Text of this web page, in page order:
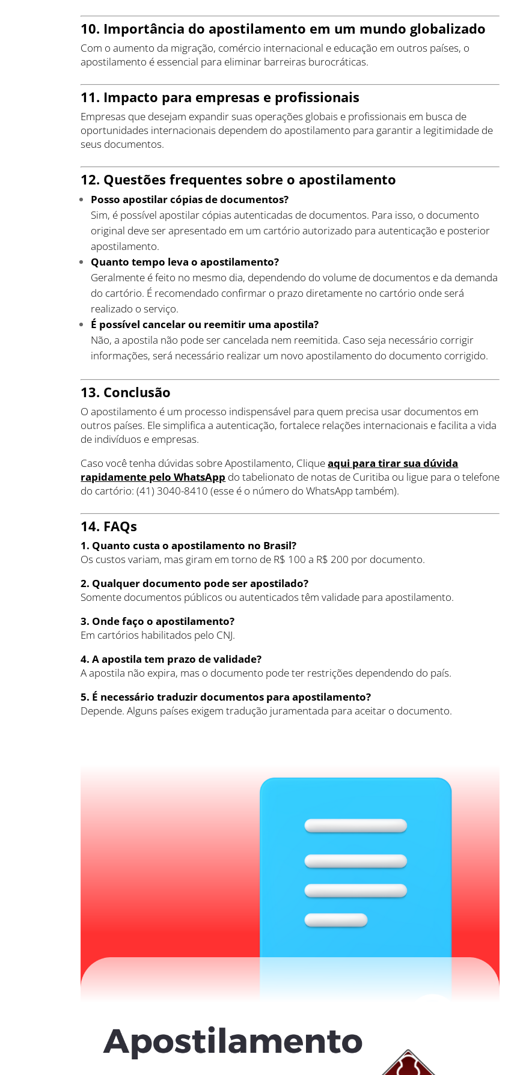
10. Importância do apostilamento em um mundo globalizado
Com o aumento da migração, comércio internacional e educação em outros países, o
apostilamento é essencial para eliminar barreiras burocráticas.
11. Impacto para empresas e profissionais
Empresas que desejam expandir suas operações globais e profissionais em busca de
oportunidades internacionais dependem do apostilamento para garantir a legitimidade de
seus documentos.
12. Questões frequentes sobre o apostilamento
Posso apostilar cópias de documentos?
Sim, é possível apostilar cópias autenticadas de documentos. Para isso, o documento
original deve ser apresentado em um cartório autorizado para autenticação e posterior
apostilamento.
Quanto tempo leva o apostilamento?
Geralmente é feito no mesmo dia, dependendo do volume de documentos e da demanda
do cartório. É recomendado confirmar o prazo diretamente no cartório onde será
realizado o serviço.
É possível cancelar ou reemitir uma apostila?
Não, a apostila não pode ser cancelada nem reemitida. Caso seja necessário corrigir
informações, será necessário realizar um novo apostilamento do documento corrigido.
13. Conclusão
O apostilamento é um processo indispensável para quem precisa usar documentos em
outros países. Ele simplifica a autenticação, fortalece relações internacionais e facilita a vida
de indivíduos e empresas.
Caso você tenha dúvidas sobre Apostilamento, Cliqueaqui para tirar sua dúvida
rapidamente pelo WhatsApp do tabelionato de notas de Curitiba ou ligue para o telefone
do cartório: (41) 3040-8410 (esse é o número do WhatsApp também).
14. FAQs
1. Quanto custa o apostilamento no Brasil?
Os custos variam, mas giram em torno de R$ 100 a R$ 200 por documento.
2. Qualquer documento pode ser apostilado?
Somente documentos públicos ou autenticados têm validade para apostilamento.
3. Onde faço o apostilamento?
Em cartórios habilitados pelo CNJ.
4. A apostila tem prazo de validade?
A apostila não expira, mas o documento pode ter restrições dependendo do país.
5. É necessário traduzir documentos para apostilamento?
Depende. Alguns países exigem tradução juramentada para aceitar o documento.